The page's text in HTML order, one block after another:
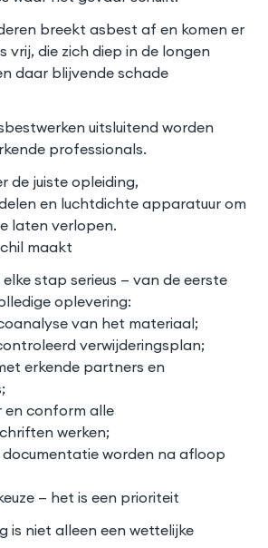
breekt asbest af en komen er
vrij, die zich diep in de longen
daar blijvende schade
uitsluitend worden
professionals.
de juiste opleiding,
en luchtdichte apparatuur om
laten verlopen.
maakt
stap serieus — van de eerste
oplevering:
van het materiaal;
verwijderingsplan;
erkende partners en
en conform alle
werken;
worden na afloop
— het is een prioriteit
is niet alleen een wettelijke